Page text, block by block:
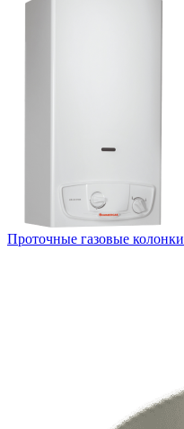
Проточные газовые колонки